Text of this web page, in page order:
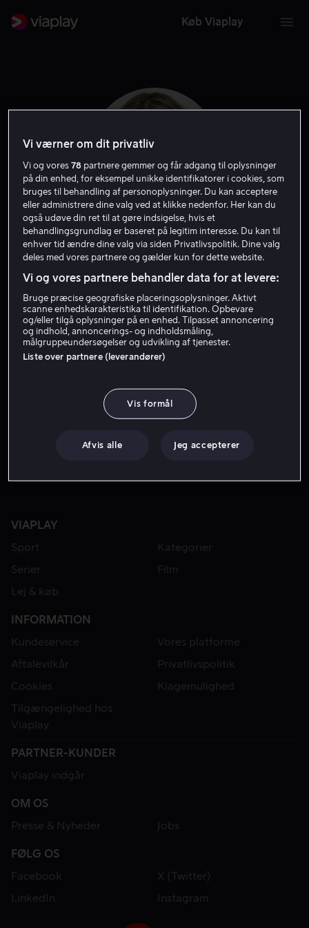
Køb Viaplay
Karen Leigh Hopkins
Instruktør Filmproducent
VIAPLAY
Sport
Kategorier
Serier
Film
Lej & køb
INFORMATION
Kundeservice
Vores platforme
Aftalevilkår
Privatlivspolitik
Cookies
Klagemulighed
Tilgængelighed hos
Viaplay
PARTNER-KUNDER
Viaplay indgår
OM OS
Presse & Nyheder
Jobs
FØLG OS
Facebook
X (Twitter)
LinkedIn
Instagram
Vi værner om dit privatliv
Vi og vores78 partnere gemmer og får adgang til oplysninger
på din enhed, for eksempel unikke identifikatorer i cookies, som
bruges til behandling af personoplysninger. Du kan acceptere
eller administrere dine valg ved at klikke nedenfor. Her kan du
også udøve din ret til at gøre indsigelse, hvis et
behandlingsgrundlag er baseret på legitim interesse. Du kan til
enhver tid ændre dine valg via siden Privatlivspolitik. Dine valg
deles med vores partnere og gælder kun for dette website.
Vi og vores partnere behandler data for at levere:
Bruge præcise geografiske placeringsoplysninger. Aktivt
scanne enhedskarakteristika til identifikation. Opbevare
og/eller tilgå oplysninger på en enhed. Tilpasset annoncering
og indhold, annoncerings- og indholdsmåling,
målgruppeundersøgelser og udvikling af tjenester.
Liste over partnere (leverandører)
Vis formål
Afvis alle Jeg accepterer